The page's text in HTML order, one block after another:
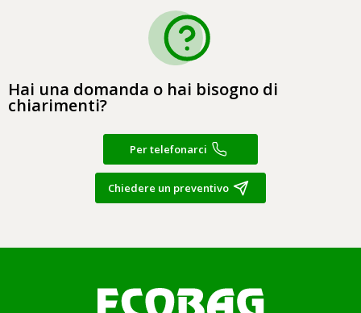
Hai una domanda o hai bisogno di
chiarimenti?
Per telefonarci
Chiedere un preventivo